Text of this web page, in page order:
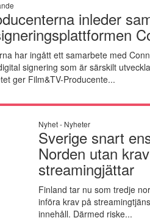
inleder
har ingått ett samarbete med
signering som är särskilt
ger Film&TV-Producente...
Nyhet - Nyheter
Sverige snart
Norden utan
streamingjättar
Finland tar nu som tredje
införa krav på
innehåll. Därmed riske...